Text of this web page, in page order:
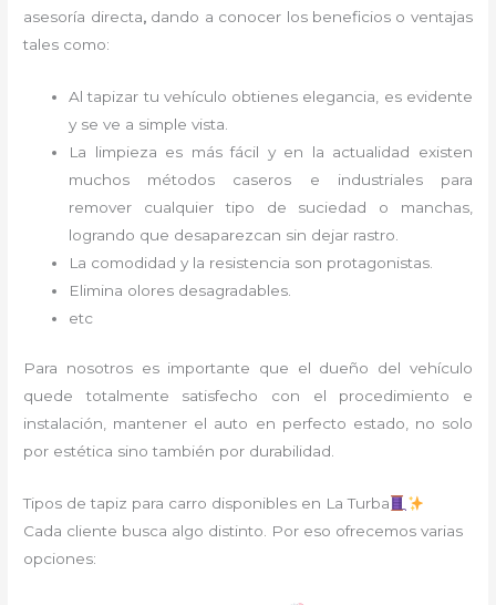
asesoría directa, dando a conocer los beneficios o ventajas
tales como:
Al tapizar tu vehículo obtienes elegancia, es evidente
y se ve a simple vista.
La limpieza es más fácil y en la actualidad existen
muchos métodos caseros e industriales para
remover cualquier tipo de suciedad o manchas,
logrando que desaparezcan sin dejar rastro.
La comodidad y la resistencia son protagonistas.
Elimina olores desagradables.
etc
Para nosotros es importante que el dueño del vehículo
quede totalmente satisfecho con el procedimiento e
instalación, mantener el auto en perfecto estado, no solo
por estética sino también por durabilidad.
Tipos de tapiz para carro disponibles en La Turba
Cada cliente busca algo distinto. Por eso ofrecemos varias
opciones: